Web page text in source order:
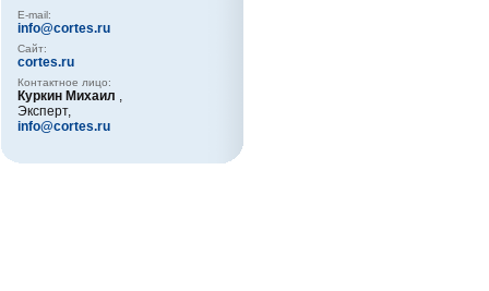
E-mail:
info@cortes.ru
Сайт:
cortes.ru
Контактное лицо:
Куркин Михаил ,
Эксперт,
info@cortes.ru